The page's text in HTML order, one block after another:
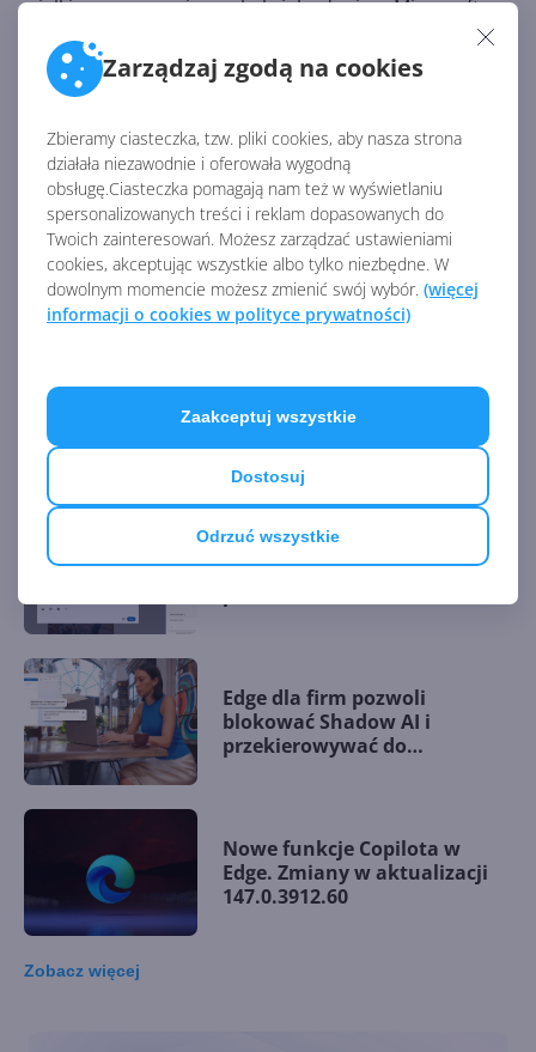
Zarządzaj zgodą na cookies
Zbieramy ciasteczka, tzw. pliki cookies, aby nasza strona
działała niezawodnie i oferowała wygodną
obsługę.Ciasteczka pomagają nam też w wyświetlaniu
spersonalizowanych treści i reklam dopasowanych do
Twoich zainteresowań. Możesz zarządzać ustawieniami
cookies, akceptując wszystkie albo tylko niezbędne. W
dowolnym momencie możesz zmienić swój wybór. (więcej
informacji o cookies w polityce prywatności)
Odrzuć wszystkie
Dostosuj
Zaakceptuj wszystkie
wielkiego znaczenia, aczkolwiek zdaniem Microsoftu
może ona być przydatna w celach edukacyjnych, a
także dla deweloperów, którzy dzięki niej mogą
zidentyfikować problemy z layoutem strony.
Źródło:
https://techdows.com/2019/08/microsoft-is-working-
to-bring-3d-view-to-chromium-now-can-be-enabled-
in-new-edge-browser.html
AKTUALNOŚCI Z KATEGORII EDGE
Edge bez inteligentnej historii.
Microsoft niespodziewanie
kasuje funkcję AI
Copilot przejmuje ster w Edge.
Agentyczna AI klika za
Edge dla firm pozwoli
blokować Shadow AI i
przekierowywać do
Nowe funkcje Copilota w
Edge. Zmiany w aktualizacji
147.0.3912.60
Zobacz więcej